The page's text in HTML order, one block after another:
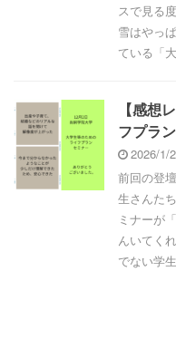
スで見る
雪はやっ
ている「
【感想
フプラ
2026/1/
前回の登
生さんた
ミナーが
んいてく
でない学